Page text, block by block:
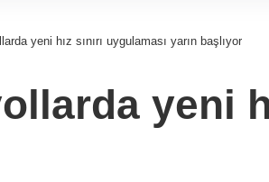
yeni hız sınırı uygulaması yarın başlıyor
yeni